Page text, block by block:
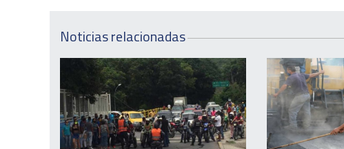
Noticias relacionadas